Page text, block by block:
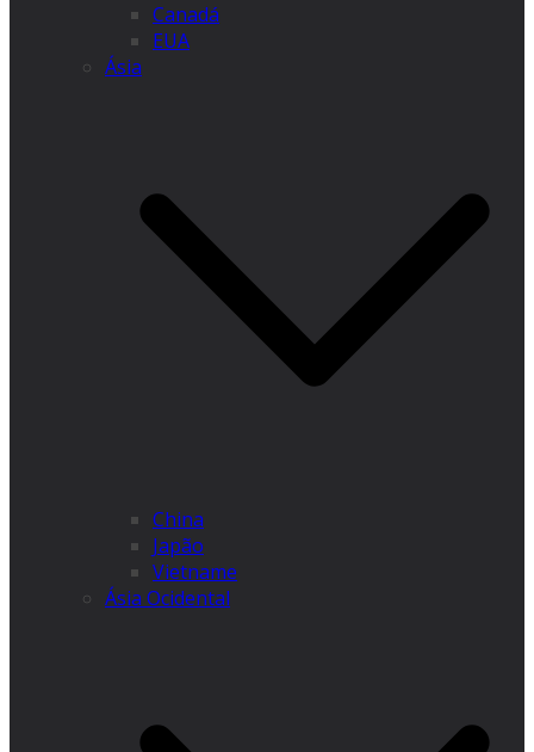
Canadá
EUA
Ásia
China
Japão
Vietname
Ásia Ocidental